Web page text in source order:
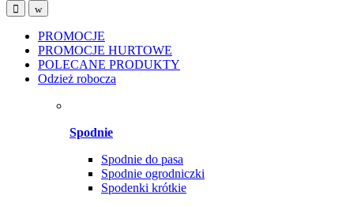
PROMOCJE
PROMOCJE HURTOWE
POLECANE PRODUKTY
Odzież robocza
Spodnie
Spodnie do pasa
Spodnie ogrodniczki
Spodenki krótkie